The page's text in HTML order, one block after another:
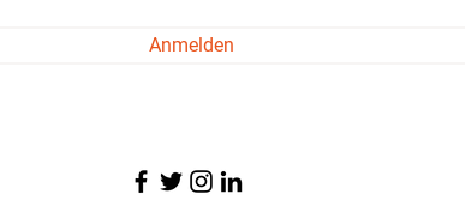
Anmelden